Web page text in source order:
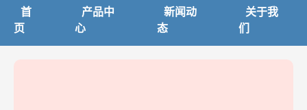
首
页
产品中
心
新闻动
态
关于我
们